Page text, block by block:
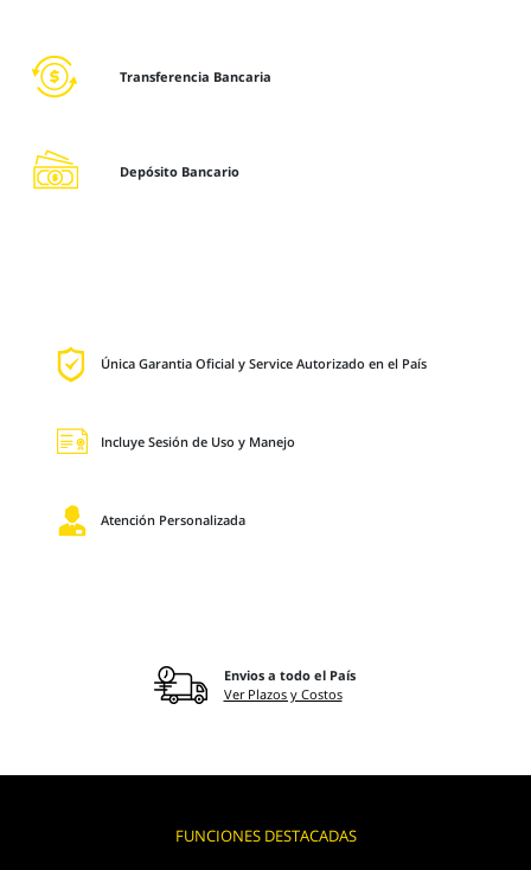
Transferencia Bancaria
Depósito Bancario
Única Garantia Oficial y Service Autorizado en el País
Incluye Sesión de Uso y Manejo
Atención Personalizada
Envios a todo el País
Ver Plazos y Costos
FUNCIONES DESTACADAS